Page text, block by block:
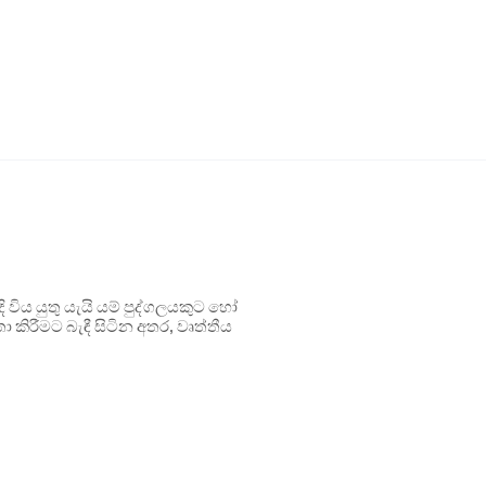
යුතු යැයි යම් පුද්ගලයකුට හෝ
කිරීමට බැඳී සිටින අතර, වෘත්තීය